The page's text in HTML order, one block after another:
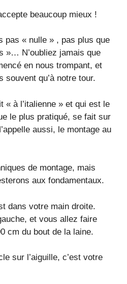
beaucoup mieux !
pas « nulle » , pas plus que
»… N’oubliez jamais que
en nous trompant, et
souvent qu’à notre tour.
« à l’italienne » et qui est le
le plus pratiqué, se fait sur
aussi, le montage au
de montage, mais
aux fondamentaux.
dans votre main droite.
et vous allez faire
cm du bout de la laine.
sur l’aiguille, c’est votre